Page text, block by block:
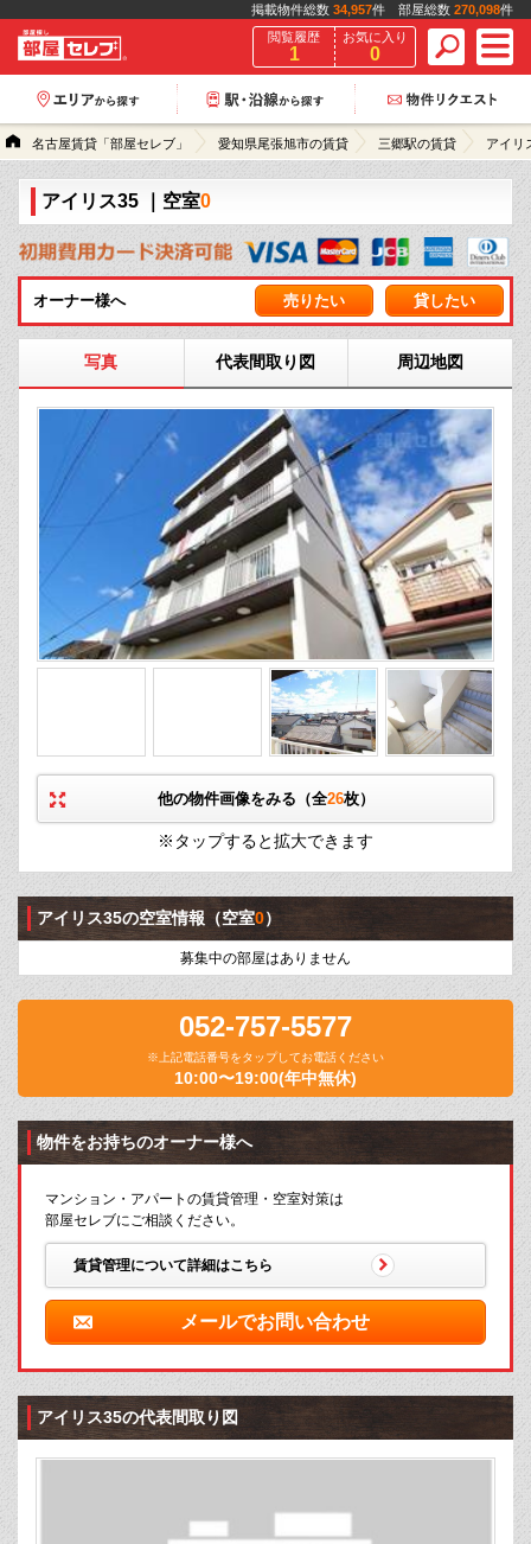
掲載物件総数 34,957件 部屋総数 270,098件
閲覧履歴
1
お気に入り
0
名古屋賃貸「部屋セレブ」 愛知県尾張旭市の賃貸 三郷駅の賃貸 アイリ
アイリス35 ｜空室0
オーナー様へ 売りたい 貸したい
写真 代表間取り図 周辺地図
他の物件画像をみる（全26枚）
※タップすると拡大できます
アイリス35の空室情報 （空室0）
募集中の部屋はありません
052-757-5577
※上記電話番号をタップしてお電話ください
10:00〜19:00(年中無休)
物件をお持ちのオーナー様へ
マンション・アパートの賃貸管理・空室対策は
部屋セレブにご相談ください。
賃貸管理について詳細はこちら
メールでお問い合わせ
アイリス35の代表間取り図